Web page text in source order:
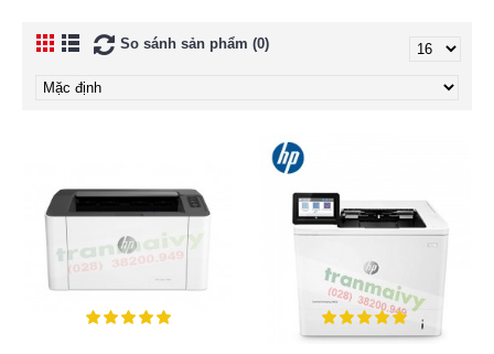
So sánh sản phẩm (0)